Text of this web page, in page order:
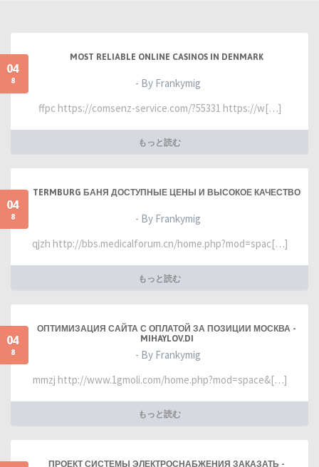
04
8
MOST RELIABLE ONLINE CASINOS IN DENMARK
- By Frankymig
ffpc https://comsenz-service.com/?55331 https://w[…]
もっと読む
04
8
TERMBURG БАНЯ ДОСТУПНЫЕ ЦЕНЫ И ВЫСОКОЕ КАЧЕСТВО
- By Frankymig
qjzh http://bbs.medicalforum.cn/home.php?mod=spac[…]
もっと読む
04
8
ОПТИМИЗАЦИЯ САЙТА С ОПЛАТОЙ ЗА ПОЗИЦИИ МОСКВА -
MIHAYLOV.DI
- By Frankymig
mmzj http://www.1gmoli.com/home.php?mod=space&[…]
もっと読む
ПРОЕКТ СИСТЕМЫ ЭЛЕКТРОСНАБЖЕНИЯ ЗАКАЗАТЬ -